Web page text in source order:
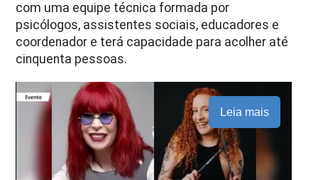
com uma equipe técnica formada por
psicólogos, assistentes sociais, educadores e
coordenador e terá capacidade para acolher até
cinquenta pessoas.
Leia mais